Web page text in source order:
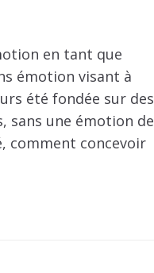
en tant que
émotion visant à
été fondée sur des
sans une émotion de
comment concevoir